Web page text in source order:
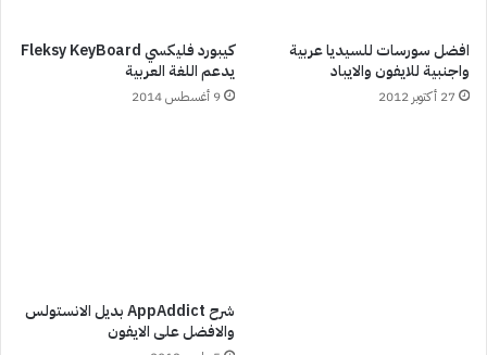
افضل سورسات للسيديا عربية
واجنبية للايفون والايباد
27 أكتوبر 2012
كيبورد فليكسي Fleksy KeyBoard
يدعم اللغة العربية
9 أغسطس 2014
شرح AppAddict بديل الانستولس
والافضل على الايفون